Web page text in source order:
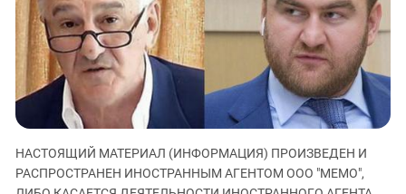
ЗАСТАВЛЯЕТ
КАВКАЗ ЗА ПАЛЕСТИНУ
ИНАКОМЫСЛИЕ В ЧЕЧНЕ
ПРЕСЛЕДОВАНИЕ АКТИВИСТОВ
МОБИЛИЗАЦИЯ И ПРОТЕСТЫ
Дагестан
Ингушетия
Кабардино-Балкария
Калмыкия
Карачаево-Черкесия
Краснодарский край
НАСТОЯЩИЙ МАТЕРИАЛ (ИНФОРМАЦИЯ) ПРОИЗВЕДЕН И
РАСПРОСТРАНЕН ИНОСТРАННЫМ АГЕНТОМ ООО "МЕМО",